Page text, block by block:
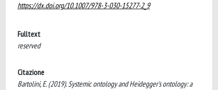
https://dx.doi.org/10.1007/978-3-030-15277-2_9
Fulltext
reserved
Citazione
Bartolini, E. (2019). Systemic ontology and Heidegger's ontology: a